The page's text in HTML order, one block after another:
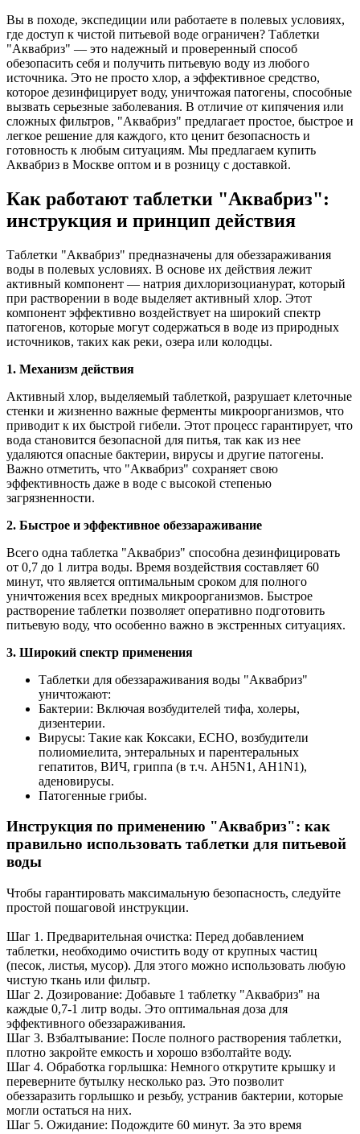
Вы в походе, экспедиции или работаете в полевых условиях,
где доступ к чистой питьевой воде ограничен? Таблетки
"Аквабриз" — это надежный и проверенный способ
обезопасить себя и получить питьевую воду из любого
источника. Это не просто хлор, а эффективное средство,
которое дезинфицирует воду, уничтожая патогены, способные
вызвать серьезные заболевания. В отличие от кипячения или
сложных фильтров, "Аквабриз" предлагает простое, быстрое и
легкое решение для каждого, кто ценит безопасность и
готовность к любым ситуациям. Мы предлагаем купить
Аквабриз в Москве оптом и в розницу с доставкой.
Как работают таблетки "Аквабриз":
инструкция и принцип действия
Таблетки "Аквабриз" предназначены для обеззараживания
воды в полевых условиях. В основе их действия лежит
активный компонент — натрия дихлоризоцианурат, который
при растворении в воде выделяет активный хлор. Этот
компонент эффективно воздействует на широкий спектр
патогенов, которые могут содержаться в воде из природных
источников, таких как реки, озера или колодцы.
1. Механизм действия
Активный хлор, выделяемый таблеткой, разрушает клеточные
стенки и жизненно важные ферменты микроорганизмов, что
приводит к их быстрой гибели. Этот процесс гарантирует, что
вода становится безопасной для питья, так как из нее
удаляются опасные бактерии, вирусы и другие патогены.
Важно отметить, что "Аквабриз" сохраняет свою
эффективность даже в воде с высокой степенью
загрязненности.
2. Быстрое и эффективное обеззараживание
Всего одна таблетка "Аквабриз" способна дезинфицировать
от 0,7 до 1 литра воды. Время воздействия составляет 60
минут, что является оптимальным сроком для полного
уничтожения всех вредных микроорганизмов. Быстрое
растворение таблетки позволяет оперативно подготовить
питьевую воду, что особенно важно в экстренных ситуациях.
3. Широкий спектр применения
Таблетки для обеззараживания воды "Аквабриз"
уничтожают:
Бактерии: Включая возбудителей тифа, холеры,
дизентерии.
Вирусы: Такие как Коксаки, ЕСНО, возбудители
полиомиелита, энтеральных и парентеральных
гепатитов, ВИЧ, гриппа (в т.ч. AH5N1, AH1N1),
аденовирусы.
Патогенные грибы.
Инструкция по применению "Аквабриз": как
правильно использовать таблетки для питьевой
воды
Чтобы гарантировать максимальную безопасность, следуйте
простой пошаговой инструкции.
Шаг 1. Предварительная очистка: Перед добавлением
таблетки, необходимо очистить воду от крупных частиц
(песок, листья, мусор). Для этого можно использовать любую
чистую ткань или фильтр.
Шаг 2. Дозирование: Добавьте 1 таблетку "Аквабриз" на
каждые 0,7-1 литр воды. Это оптимальная доза для
эффективного обеззараживания.
Шаг 3. Взбалтывание: После полного растворения таблетки,
плотно закройте емкость и хорошо взболтайте воду.
Шаг 4. Обработка горлышка: Немного открутите крышку и
переверните бутылку несколько раз. Это позволит
обеззаразить горлышко и резьбу, устранив бактерии, которые
могли остаться на них.
Шаг 5. Ожидание: Подождите 60 минут. За это время